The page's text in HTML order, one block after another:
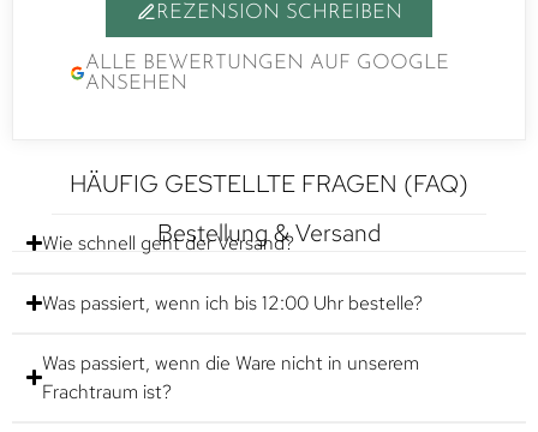
REZENSION SCHREIBEN
ALLE BEWERTUNGEN AUF GOOGLE
ANSEHEN
HÄUFIG GESTELLTE FRAGEN (FAQ)
Bestellung & Versand
Wie schnell geht der Versand?
Was passiert, wenn ich bis 12:00 Uhr bestelle?
Was passiert, wenn die Ware nicht in unserem
Frachtraum ist?